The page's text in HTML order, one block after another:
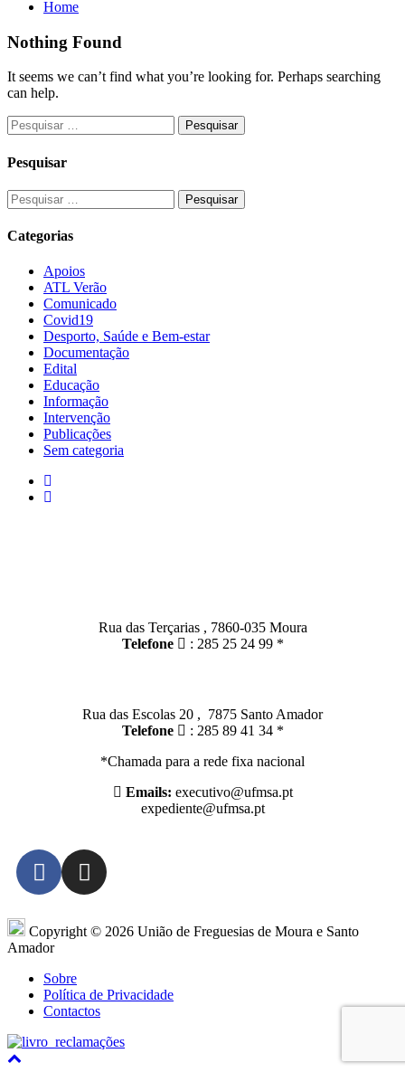
Home
Nothing Found
It seems we can’t find what you’re looking for. Perhaps searching
can help.
Pesquisar
Categorias
Apoios
ATL Verão
Comunicado
Covid19
Desporto, Saúde e Bem-estar
Documentação
Edital
Educação
Informação
Intervenção
Publicações
Sem categoria
Rua das Terçarias , 7860-035 Moura
Telefone
: 285 25 24 99 *
Rua das Escolas 20 , 7875 Santo Amador
Telefone
: 285 89 41 34 *
*Chamada para a rede fixa nacional
Emails: executivo@ufmsa.pt
expediente@ufmsa.pt
Copyright © 2026 União de Freguesias de Moura e Santo
Amador
Sobre
Política de Privacidade
Contactos